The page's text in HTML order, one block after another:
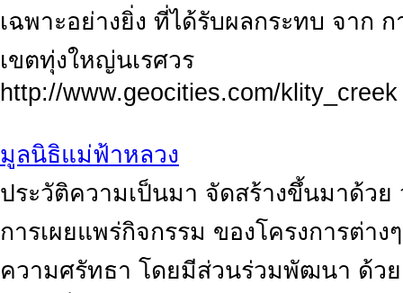
เฉพาะอย่างยิ่ง ที่ได้รับผลกระทบ จาก
เขตทุ่งใหญ่นเรศวร
http://www.geocities.com/klity_creek
มูลนิธิแม่ฟ้าหลวง
ประวัติความเป็นมา จัดสร้างขึ้นมาด้ว
การเผยแพร่กิจกรรม ของโครงการต่าง
ความศรัทธา โดยมีส่วนร่วมพัฒนา ด้ว